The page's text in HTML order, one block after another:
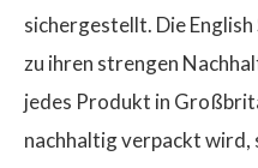
sichergestellt. Die
zu ihren strengen
jedes Produkt in
nachhaltig verpackt wird,